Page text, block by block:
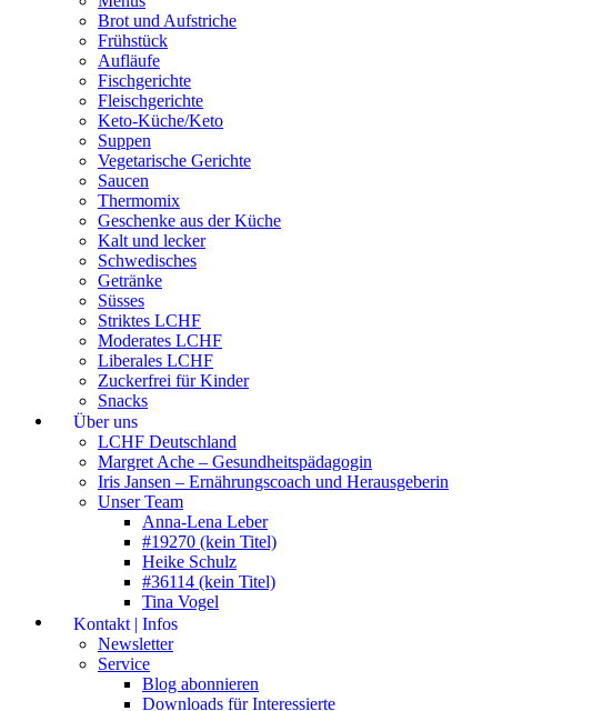
Brot und Aufstriche
Frühstück
Aufläufe
Fischgerichte
Fleischgerichte
Keto-Küche/Keto
Suppen
Vegetarische Gerichte
Saucen
Thermomix
Geschenke aus der Küche
Kalt und lecker
Schwedisches
Getränke
Süsses
Striktes LCHF
Moderates LCHF
Liberales LCHF
Zuckerfrei für Kinder
Snacks
Über uns
LCHF Deutschland
Margret Ache – Gesundheitspädagogin
Iris Jansen – Ernährungscoach und Herausgeberin
Unser Team
Anna-Lena Leber
#19270 (kein Titel)
Heike Schulz
#36114 (kein Titel)
Tina Vogel
Kontakt | Infos
Newsletter
Service
Blog abonnieren
Downloads für Interessierte